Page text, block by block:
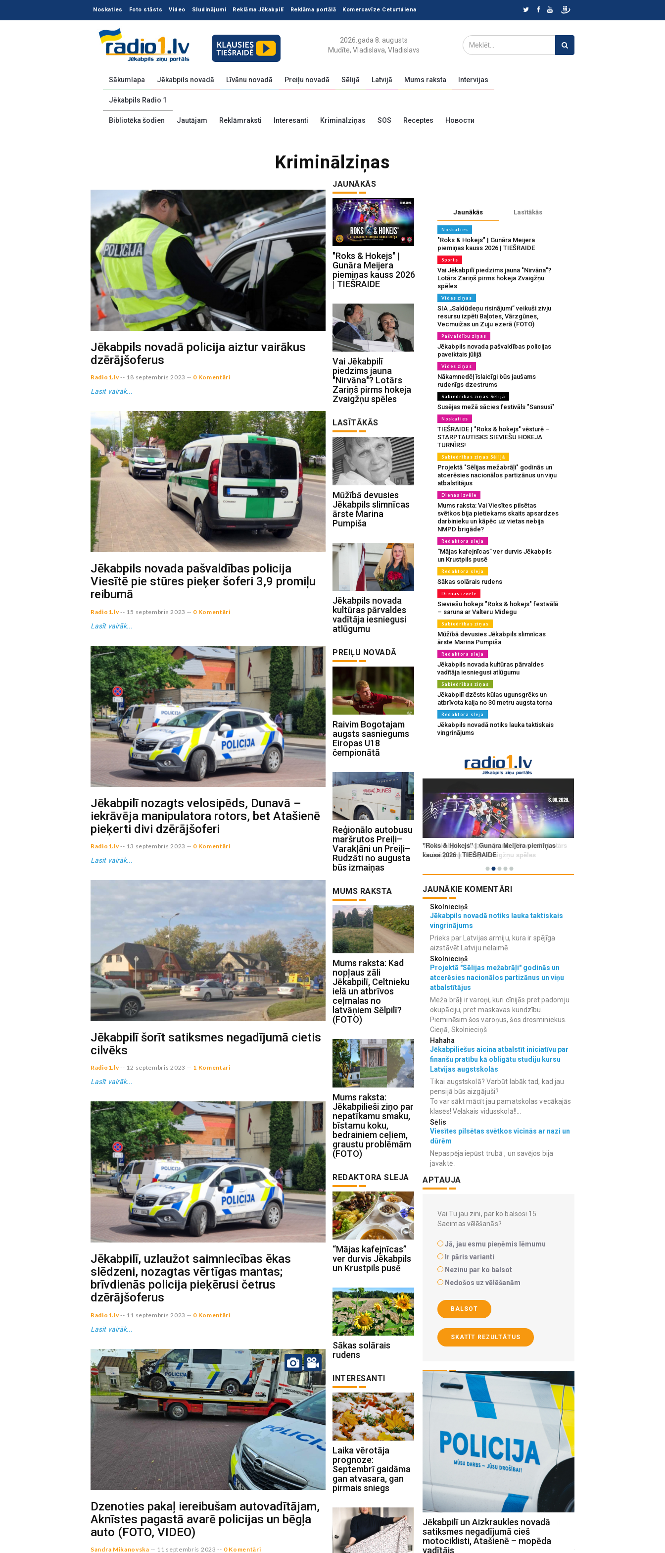
Noskaties Foto stāsts Video Sludinājumi Reklāma Jēkabpilī Reklāma portālā Komercavīze Ceturtdiena
2026.gada 8. augusts
Mudīte, Vladislava, Vladislavs
Sākumlapa Jēkabpils novadā Līvānu novadā Preiļu novadā Sēlijā Latvijā Mums raksta Intervijas
Jēkabpils Radio 1
Bibliotēka šodien Jautājam Reklāmraksti Interesanti Kriminālziņas SOS Receptes Новости
Kriminālziņas
Jēkabpils novadā policija aiztur vairākus
dzērājšoferus
Radio1.lv-- 18 septembris 2023 -- 0 Komentāri
Lasīt vairāk...
Jēkabpils novada pašvaldības policija
Viesītē pie stūres pieķer šoferi 3,9 promiļu
reibumā
Radio1.lv-- 15 septembris 2023 -- 0 Komentāri
Lasīt vairāk...
Jēkabpilī nozagts velosipēds, Dunavā –
iekrāvēja manipulatora rotors, bet Atašienē
pieķerti divi dzērājšoferi
Radio1.lv-- 13 septembris 2023 -- 0 Komentāri
Lasīt vairāk...
Jēkabpilī šorīt satiksmes negadījumā cietis
cilvēks
Radio1.lv-- 12 septembris 2023 -- 1 Komentāri
Lasīt vairāk...
Jēkabpilī, uzlaužot saimniecības ēkas
slēdzeni, nozagtas vērtīgas mantas;
brīvdienās policija pieķērusi četrus
dzērājšoferus
Radio1.lv-- 11 septembris 2023 -- 0 Komentāri
Lasīt vairāk...
Dzenoties pakaļ iereibušam autovadītājam,
Aknīstes pagastā avarē policijas un bēgļa
auto (FOTO, VIDEO)
Sandra Mikanovska -- 11 septembris 2023 -- 0 Komentāri
JAUNĀKĀS
"Roks & Hokejs" |
Gunāra Meijera
piemiņas kauss 2026
| TIEŠRAIDE
Vai Jēkabpilī
piedzims jauna
"Nirvāna"? Lotārs
Zariņš pirms hokeja
Zvaigžņu spēles
LASĪTĀKĀS
Mūžībā devusies
Jēkabpils slimnīcas
ārste Marina
Pumpiša
Jēkabpils novada
kultūras pārvaldes
vadītāja iesniegusi
atlūgumu
PREIĻU NOVADĀ
Raivim Bogotajam
augsts sasniegums
Eiropas U18
čempionātā
Reģionālo autobusu
maršrutos Preiļi–
Varakļāni un Preiļi–
Rudzāti no augusta
būs izmaiņas
MUMS RAKSTA
Mums raksta: Kad
nopļaus zāli
Jēkabpilī, Celtnieku
ielā un atbrīvos
ceļmalas no
latvāņiem Sēlpilī?
(FOTO)
Mums raksta:
Jēkabpilieši ziņo par
nepatīkamu smaku,
bīstamu koku,
bedrainiem ceļiem,
graustu problēmām
(FOTO)
REDAKTORA SLEJA
“Mājas kafejnīcas”
ver durvis Jēkabpils
un Krustpils pusē
Sākas solārais
rudens
INTERESANTI
Laika vērotāja
prognoze:
Septembrī gaidāma
gan atvasara, gan
pirmais sniegs
Jaunākās Lasītākās
Noskaties
"Roks & Hokejs" | Gunāra Meijera
piemiņas kauss 2026 | TIEŠRAIDE
Sports
Vai Jēkabpilī piedzims jauna "Nirvāna"?
Lotārs Zariņš pirms hokeja Zvaigžņu
spēles
Vides ziņas
SIA „Saldūdeņu risinājumi” veikuši zivju
resursu izpēti Baļotes, Vārzgūnes,
Vecmuižas un Zuju ezerā (FOTO)
Pašvaldību ziņas
Jēkabpils novada pašvaldības policijas
paveiktais jūlijā
Vides ziņas
Nākamnedēļ īslaicīgi būs jaušams
rudenīgs dzestrums
Sabiedrības ziņas Sēlijā
Susējas mežā sācies festivāls "Sansusī"
Noskaties
TIEŠRAIDE | "Roks & hokejs" vēsturē –
STARPTAUTISKS SIEVIEŠU HOKEJA
TURNĪRS!
Sabiedrības ziņas Sēlijā
Projektā "Sēlijas mežabrāļi" godinās un
atcerēsies nacionālos partizānus un viņu
atbalstītājus
Dienas izvēle
Mums raksta: Vai Viesītes pilsētas
svētkos bija pietiekams skaits apsardzes
darbinieku un kāpēc uz vietas nebija
NMPD brigāde?
Redaktora sleja
“Mājas kafejnīcas” ver durvis Jēkabpils
un Krustpils pusē
Redaktora sleja
Sākas solārais rudens
Dienas izvēle
Sieviešu hokejs "Roks & hokejs" festivālā
– saruna ar Valteru Midegu
Sabiedrības ziņas
Mūžībā devusies Jēkabpils slimnīcas
ārste Marina Pumpiša
Redaktora sleja
Jēkabpils novada kultūras pārvaldes
vadītāja iesniegusi atlūgumu
Sabiedrības ziņas
Jēkabpilī dzēsts kūlas ugunsgrēks un
atbrīvota kaija no 30 metru augsta torņa
Redaktora sleja
Jēkabpils novadā notiks lauka taktiskais
vingrinājums
JAUNĀKIE KOMENTĀRI
Skolnieciņš
Jēkabpils novadā notiks lauka taktiskais
vingrinājums
Prieks par Latvijas armiju, kura ir spējīga
aizstāvēt Latviju nelaimē.
Skolnieciņš
Projektā "Sēlijas mežabrāļi" godinās un
atcerēsies nacionālos partizānus un viņu
atbalstītājus
Meža brāļi ir varoņi, kuri cīnijās pret padomju
okupāciju, pret maskavas kundzību.
Pieminēsim šos varoņus, šos drosminiekus.
Cieņā, Skolnieciņš
Hahaha
Jēkabpiliešus aicina atbalstīt iniciatīvu par
finanšu pratību kā obligātu studiju kursu
Latvijas augstskolās
Tikai augstskolā? Varbūt labāk tad, kad jau
pensijā būs aizgājuši?
To var sākt mācīt jau pamatskolas vecākajās
klasēs! Vēlākais vidusskolā!!...
Sēlis
Viesītes pilsētas svētkos vicinās ar nazi un
dūrēm
Nepaspēja iepūst trubā , un savējos bija
jāvaktē .
APTAUJA
Vai Tu jau zini, par ko balsosi 15.
Saeimas vēlēšanās?
Jā, jau esmu pieņēmis lēmumu
Ir pāris varianti
Nezinu par ko balsot
Nedošos uz vēlēšanām
BALSOT
SKATĪT REZULTĀTUS
Viesītes pilsētas svētkos vicinās ar
Jēkabpilī un Aizkraukles novadā
satiksmes negadījumā cieš
motociklisti, Atašienē – mopēda
vadītājs